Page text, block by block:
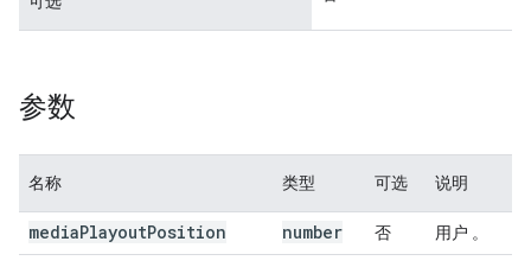
参数
名称 类型 可选 说明
mediaPlayoutPosition number 否 用户 。